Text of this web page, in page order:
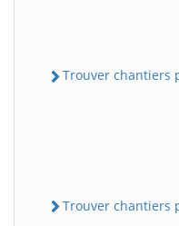
Trouver chantiers
Trouver chantiers